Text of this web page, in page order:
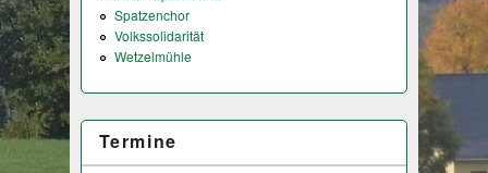
Spatzenchor
Volkssolidarität
Wetzelmühle
Termine